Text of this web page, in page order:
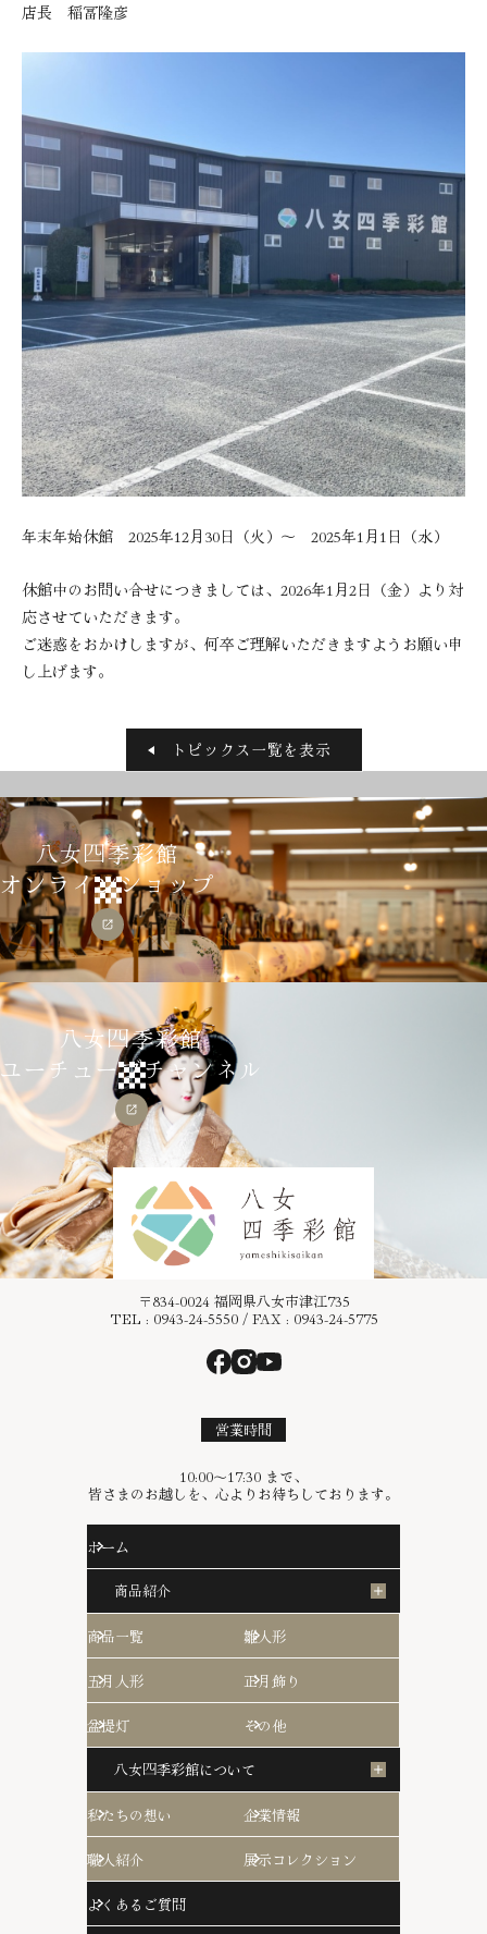
店長 稲冨隆彦
年末年始休館 2025年12月30日（火）～ 2025年1月1日（水）
休館中のお問い合せにつきましては、2026年1月2日（金）より対
応させていただきます。
ご迷惑をおかけしますが、何卒ご理解いただきますようお願い申
し上げます。
トピックス一覧を表示
八女四季彩館
オンラインショップ
八女四季彩館
ユーチューブチャンネル
〒834-0024 福岡県八女市津江735
TEL : 0943-24-5550 / FAX : 0943-24-5775
営業時間
10:00〜17:30 まで、
皆さまのお越しを、心よりお待ちしております。
ホーム
商品紹介
商品一覧 雛人形
五月人形 正月飾り
盆提灯 その他
八女四季彩館について
私たちの想い 企業情報
職人紹介 展示コレクション
よくあるご質問